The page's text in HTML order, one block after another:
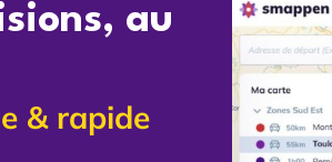
au
& rapide